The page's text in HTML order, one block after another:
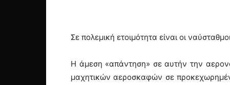
Σε πολεμική ετοιμότητα είναι οι
Η άμεση «απάντηση» σε αυτήν την
μαχητικών αεροσκαφών σε